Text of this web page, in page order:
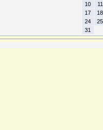
10
11
17
18
24
25
31